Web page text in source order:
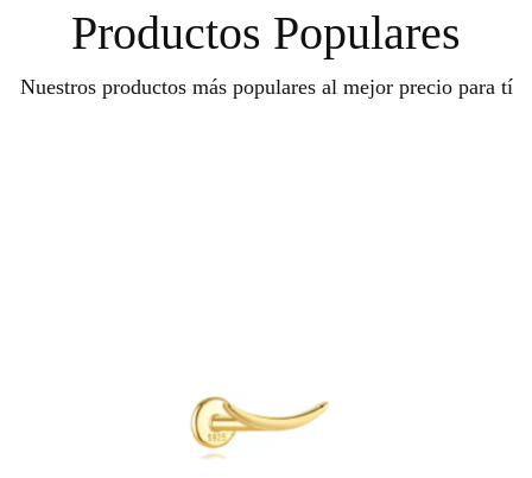
Productos Populares
Nuestros productos más populares al mejor precio para tí